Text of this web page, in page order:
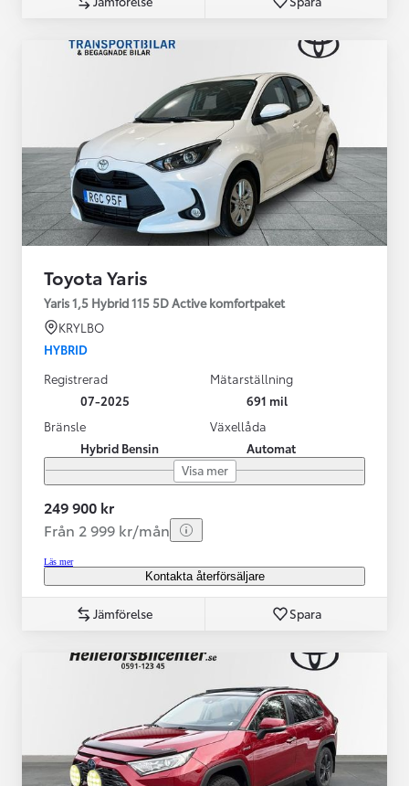
Toyota Yaris
Yaris 1,5 Hybrid 115 5D Active komfortpaket
KRYLBO
HYBRID
Registrerad
07-2025
Mätarställning
691 mil
Bränsle
Hybrid Bensin
Växellåda
Automat
Visa mer
249 900 kr
Från 2 999 kr/mån
Läs mer
Kontakta återförsäljare
Jämförelse Spara